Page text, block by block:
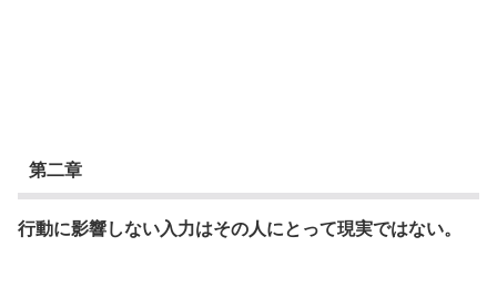
第二章
行動に影響しない入力はその人にとって現実ではない。